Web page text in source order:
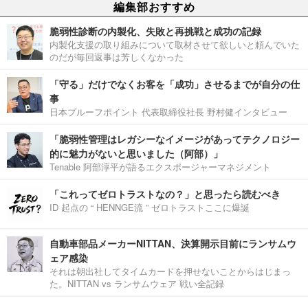
編集部おすすめ
脆弱性診断の内製化、失敗と再挑戦と成功の記録
内製化支援の取り組みについて取材させて欲しいと頼んでいた
のだが毎回返事は芳しくなかった
「守る」だけでなくお客を「成功」させるまでが自分の仕
事
日本プルーフポイント 代表取締役社長 野村健インタビュー
「脆弱性管理はレガシーなイメージがあってテクノロジー
的に魅力がないと思いました（阿部）」
Tenable 阿部淳平が語るエクスポージャーマネジメント
「これってゼロトラストなの？」と思ったら読むべき
ID 起点の “ HENNGE流 ” ゼロトラストここに爆誕
自動車部品メーカーNITTAN、決算開示目前にランサムウ
ェア感染
それは朝出社してタイムカードを押せないことからはじまっ
た。NITTAN vs ランサムウェア 戦い全記録